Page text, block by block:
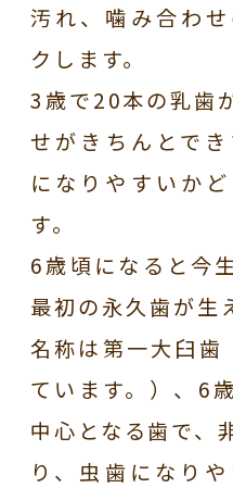
汚れ、噛み合わ
クします。
3歳で20本の乳歯
せがきちんとで
になりやすいか
す。
6歳頃になると今
最初の永久歯が生
名称は第一大臼歯
ています。）、6
中心となる歯で、
り、虫歯になり